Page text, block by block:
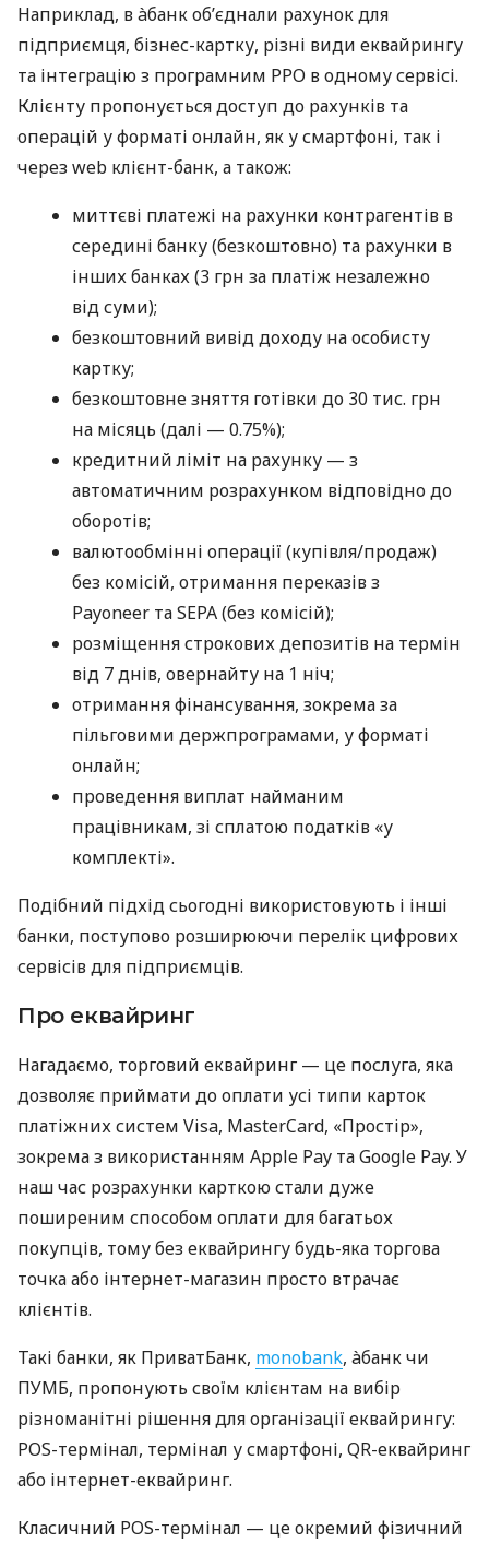
Наприклад, в àбанк об’єднали рахунок для
підприємця, бізнес-картку, різні види еквайрингу
та інтеграцію з програмним РРО в одному сервісі.
Клієнту пропонується доступ до рахунків та
операцій у форматі онлайн, як у смартфоні, так і
через web клієнт-банк, а також:
миттєві платежі на рахунки контрагентів в
середині банку (безкоштовно) та рахунки в
інших банках (3 грн за платіж незалежно
від суми);
безкоштовний вивід доходу на особисту
картку;
безкоштовне зняття готівки до 30 тис. грн
на місяць (далі — 0.75%);
кредитний ліміт на рахунку — з
автоматичним розрахунком відповідно до
оборотів;
валютообмінні операції (купівля/продаж)
без комісій, отримання переказів з
Payoneer та SEPA (без комісій);
розміщення строкових депозитів на термін
від 7 днів, овернайту на 1 ніч;
отримання фінансування, зокрема за
пільговими держпрограмами, у форматі
онлайн;
проведення виплат найманим
працівникам, зі сплатою податків «у
комплекті».
Подібний підхід сьогодні використовують і інші
банки, поступово розширюючи перелік цифрових
сервісів для підприємців.
Про еквайринг
Нагадаємо, торговий еквайринг — це послуга, яка
дозволяє приймати до оплати усі типи карток
платіжних систем Visa, MasterCard, «Простір»,
зокрема з використанням Apple Pay та Google Pay. У
наш час розрахунки карткою стали дуже
поширеним способом оплати для багатьох
покупців, тому без еквайрингу будь-яка торгова
точка або інтернет-магазин просто втрачає
клієнтів.
Такі банки, як ПриватБанк, monobank, àбанк чи
ПУМБ, пропонують своїм клієнтам на вибір
різноманітні рішення для організації еквайрингу:
POS-термінал, термінал у смартфоні, QR-еквайринг
або інтернет-еквайринг.
Класичний POS-термінал — це окремий фізичний